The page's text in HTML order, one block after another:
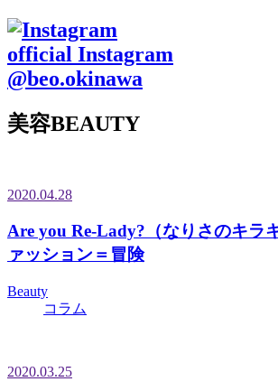
official Instagram
@beo.okinawa
美容BEAUTY
2020.04.28
Are you Re-Lady?（なりさのキラ
ァッション＝冒険
Beauty
コラム
2020.03.25